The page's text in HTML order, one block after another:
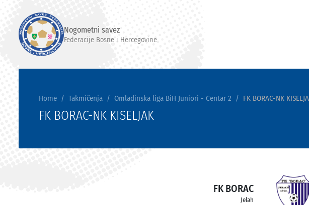
Nogometni savez
Federacije Bosne i Hercegovine
Home Takmičenja Omladinska liga BiH Juniori - Centar 2 FK BORAC-NK
FK BORAC-NK KISELJAK
FK BORAC
Jelah